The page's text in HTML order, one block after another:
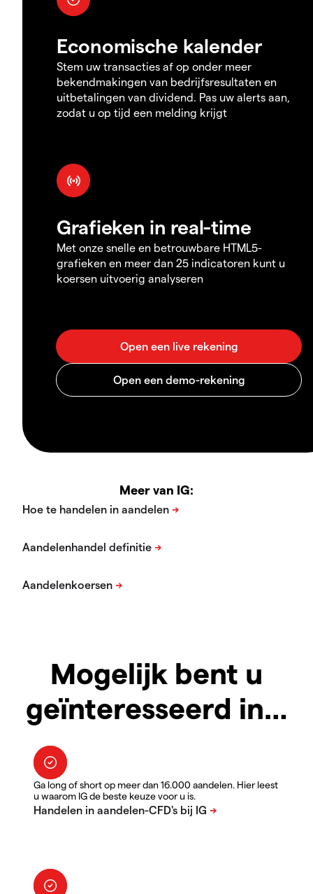
Economische kalender
Stem uw transacties af op onder meer
bekendmakingen van bedrijfsresultaten en
uitbetalingen van dividend. Pas uw alerts aan,
zodat u op tijd een melding krijgt
Grafieken in real-time
Met onze snelle en betrouwbare HTML5-
grafieken en meer dan 25 indicatoren kunt u
koersen uitvoerig analyseren
Meer van IG:
Mogelijk bent u
geïnteresseerd in…
Ga long of short op meer dan 16.000 aandelen. Hier leest
u waarom IG de beste keuze voor u is.